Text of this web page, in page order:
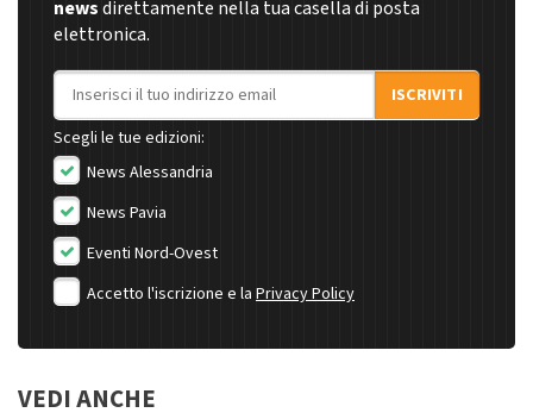
newsdirettamente nella tua casella di posta
elettronica.
Indirizzo email
ISCRIVITI
Scegli le tue edizioni:
News Alessandria
News Pavia
Eventi Nord-Ovest
Accetto l'iscrizione e la Privacy Policy
VEDI ANCHE